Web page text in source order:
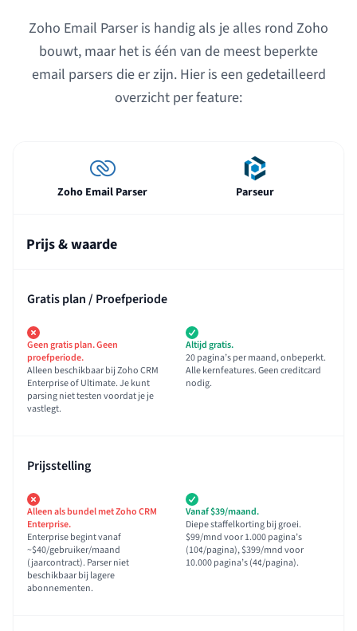
Zoho Email Parser is handig als je alles rond Zoho
bouwt, maar het is één van de meest beperkte
email parsers die er zijn. Hier is een gedetailleerd
overzicht per feature:
Zoho Email Parser Parseur
Prijs & waarde
Gratis plan / Proefperiode
Geen gratis plan. Geen
proefperiode.
Alleen beschikbaar bij Zoho CRM
Enterprise of Ultimate. Je kunt
parsing niet testen voordat je je
vastlegt.
Altijd gratis.
20 pagina’s per maand, onbeperkt.
Alle kernfeatures. Geen creditcard
nodig.
Prijsstelling
Alleen als bundel met Zoho CRM
Enterprise.
Enterprise begint vanaf
~$40/gebruiker/maand
(jaarcontract). Parser niet
beschikbaar bij lagere
abonnementen.
Vanaf $39/maand.
Diepe staffelkorting bij groei.
$99/mnd voor 1.000 pagina’s
(10¢/pagina), $399/mnd voor
10.000 pagina’s (4¢/pagina).